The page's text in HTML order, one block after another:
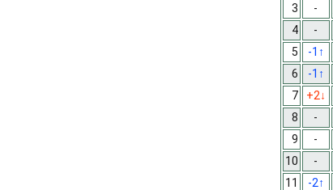
3
-
4
-
5
-1 ↑
6
-1 ↑
7
+2↓
8
-
9
-
10
-
11
-2↑